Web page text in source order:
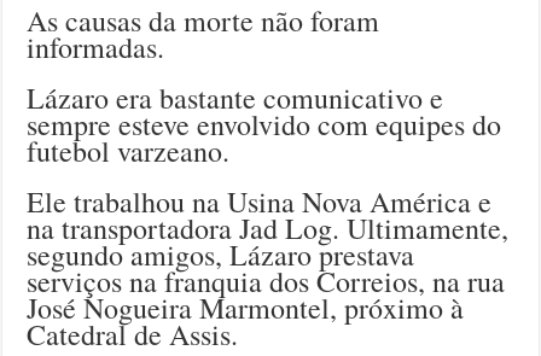
As causas da morte não foram
informadas.
Lázaro era bastante comunicativo e
sempre esteve envolvido com equipes do
futebol varzeano.
Ele trabalhou na Usina Nova América e
na transportadora Jad Log. Ultimamente,
segundo amigos, Lázaro prestava
serviços na franquia dos Correios, na rua
José Nogueira Marmontel, próximo à
Catedral de Assis.